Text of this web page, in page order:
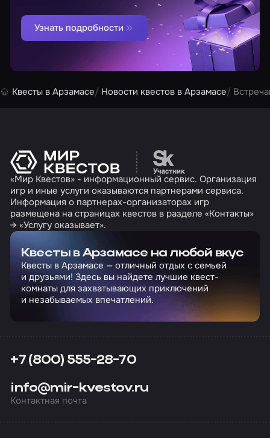
Узнать подробности
Квесты в Арзамасе Новости квестов в Арзамасе
Перейти на сайт
«Мир Квестов» - информационный сервис. Организация
игр и иные услуги оказываются партнерами сервиса.
Информация о партнерах-организаторах игр
размещена на страницах квестов в разделе «Контакты»
→ «Услугу оказывает».
Квесты в Арзамасе на любой вкус
Квесты в Арзамасе — отличный отдых с семьей
и друзьями! Здесь вы найдете лучшие квест-
комнаты для захватывающих приключений
и незабываемых впечатлений.
+7 (800) 555-28-70
info@mir-kvestov.ru
Контактная почта